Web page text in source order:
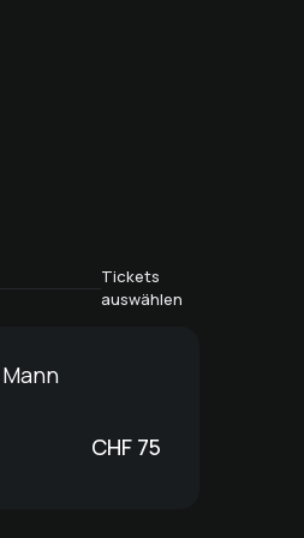
Tickets
auswählen
CHF 75